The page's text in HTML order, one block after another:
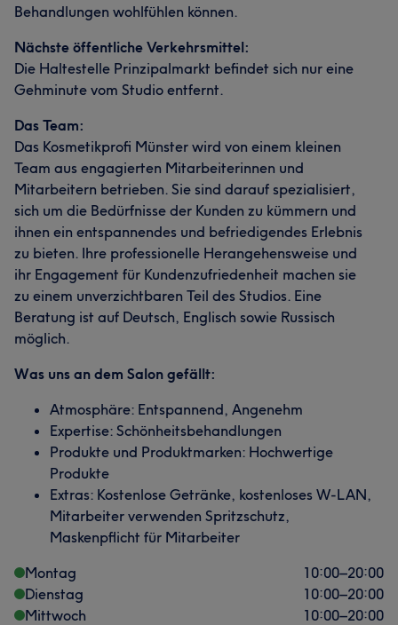
Behandlungen wohlfühlen können.
Nächste öffentliche Verkehrsmittel:
Die Haltestelle Prinzipalmarkt befindet sich nur eine
Gehminute vom Studio entfernt.
Das Team:
Das Kosmetikprofi Münster wird von einem kleinen
Team aus engagierten Mitarbeiterinnen und
Mitarbeitern betrieben. Sie sind darauf spezialisiert,
sich um die Bedürfnisse der Kunden zu kümmern und
ihnen ein entspannendes und befriedigendes Erlebnis
zu bieten. Ihre professionelle Herangehensweise und
ihr Engagement für Kundenzufriedenheit machen sie
zu einem unverzichtbaren Teil des Studios. Eine
Beratung ist auf Deutsch, Englisch sowie Russisch
möglich.
Was uns an dem Salon gefällt:
Atmosphäre: Entspannend, Angenehm
Expertise: Schönheitsbehandlungen
Produkte und Produktmarken: Hochwertige
Produkte
Extras: Kostenlose Getränke, kostenloses W-LAN,
Mitarbeiter verwenden Spritzschutz,
Maskenpflicht für Mitarbeiter
Montag
10:00–20:00
Dienstag
10:00–20:00
Mittwoch
10:00–20:00